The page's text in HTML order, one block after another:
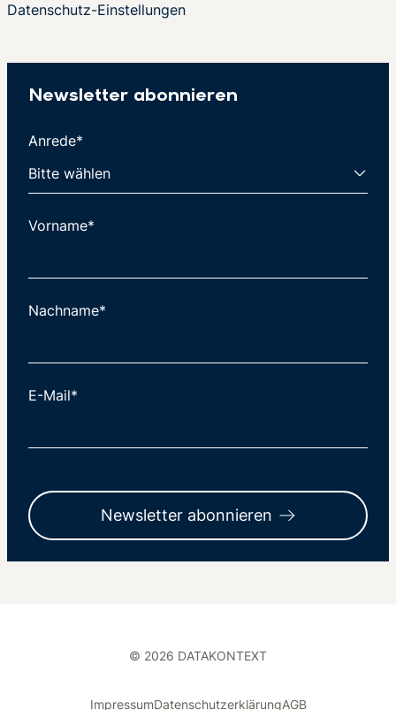
Datenschutz-Einstellungen
Newsletter abonnieren
Anrede*
Vorname*
Nachname*
E-Mail*
Newsletter abonnieren
© 2026 DATAKONTEXT
ImpressumDatenschutzerklärungAGB